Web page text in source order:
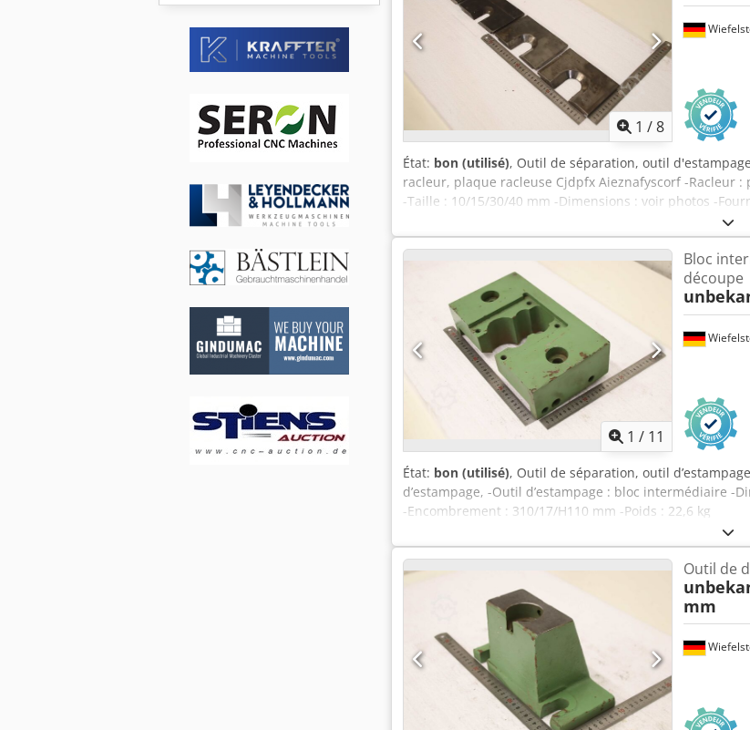
1 /8
État: bon (utilisé), Outil de séparation, outil
racleur, plaque racleuse Cjdpfx Aieznafyscorf -Racleur
-Taille : 10/15/30/40 mm -Dimensions : voir photos -
1 / 11
Bloc
découpe
État: bon (utilisé), Outil de séparation, outil
d’estampage, -Outil d’estampage : bloc intermédiaire -
-Encombrement : 310/17/H110 mm -Poids : 22,6 kg
Outil de
mm